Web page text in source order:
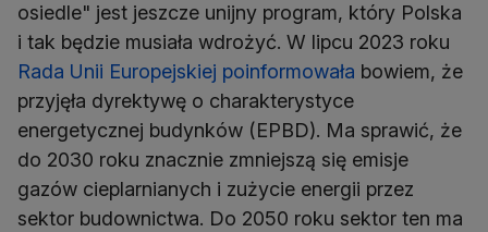
osiedle" jest jeszcze unijny program, który Polska
i tak będzie musiała wdrożyć. W lipcu 2023 roku
Rada Unii Europejskiej poinformowała bowiem, że
przyjęła dyrektywę o charakterystyce
energetycznej budynków (EPBD). Ma sprawić, że
do 2030 roku znacznie zmniejszą się emisje
gazów cieplarnianych i zużycie energii przez
sektor budownictwa. Do 2050 roku sektor ten ma